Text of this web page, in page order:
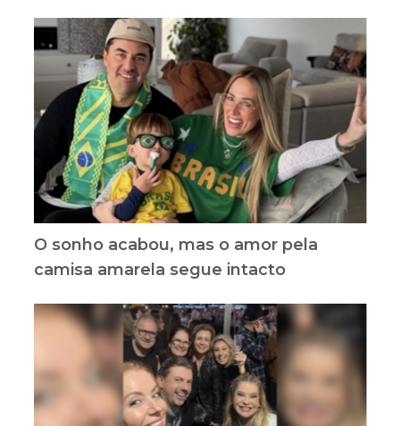
O sonho acabou, mas o amor pela
camisa amarela segue intacto